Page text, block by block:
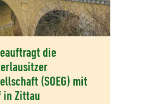
die
(SOEG) mit
in Zittau